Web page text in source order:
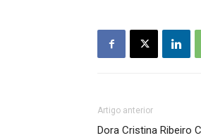
Artigo anterior
Dora Cristina Ribeiro